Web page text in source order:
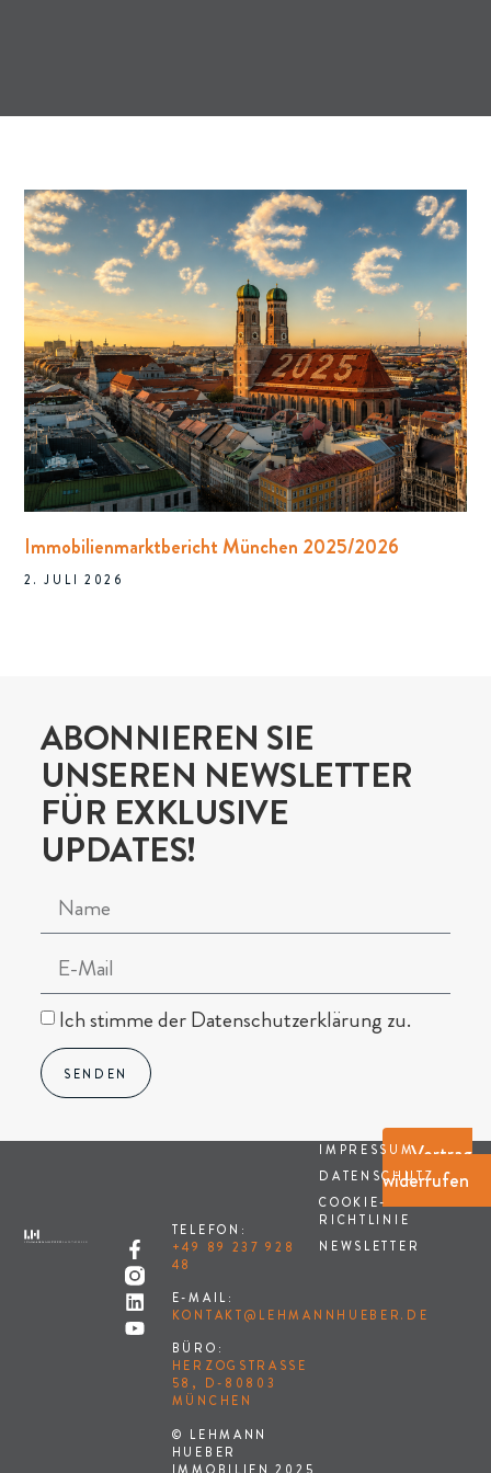
Immobilienmarktbericht München 2025/2026
2. JULI 2026
ABONNIEREN SIE
UNSEREN NEWSLETTER
FÜR EXKLUSIVE
UPDATES!
Ich stimme der Datenschutzerklärung zu.
SENDEN
TELEFON:
+49 89 237 928
48
E-MAIL:
KONTAKT@LEHMANNHUEBER.DE
BÜRO:
HERZOGSTRASSE 5
8, D-80803 M
ÜNCHEN
© LEHMANN
HUEBER
IMPRESSUM
DATENSCHUTZ
COOKIE-
RICHTLINIE
NEWSLETTER
Vertrag
widerrufen